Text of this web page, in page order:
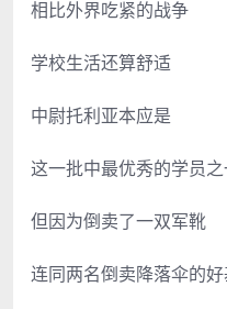
相比外界吃紧的战争
学校生活还算舒适
中尉托利亚本应是
这一批中最优秀的学员
但因为倒卖了一双军靴
连同两名倒卖降落伞的